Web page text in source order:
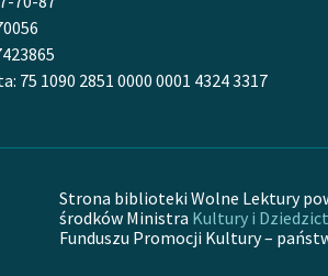
75 1090 2851 0000 0001 4324 3317
Strona biblioteki Wolne Lektury
środków Ministra Kultury i
Funduszu Promocji Kultury –